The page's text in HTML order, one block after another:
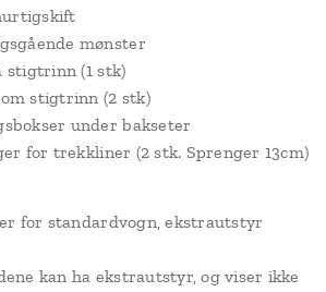
mønster
stigtrinn (1 stk)
stigtrinn (2 stk)
under bakseter
for trekkliner (2 stk. Sprenger 13cm)
for standardvogn, ekstrautstyr
kan ha ekstrautstyr, og viser ikke